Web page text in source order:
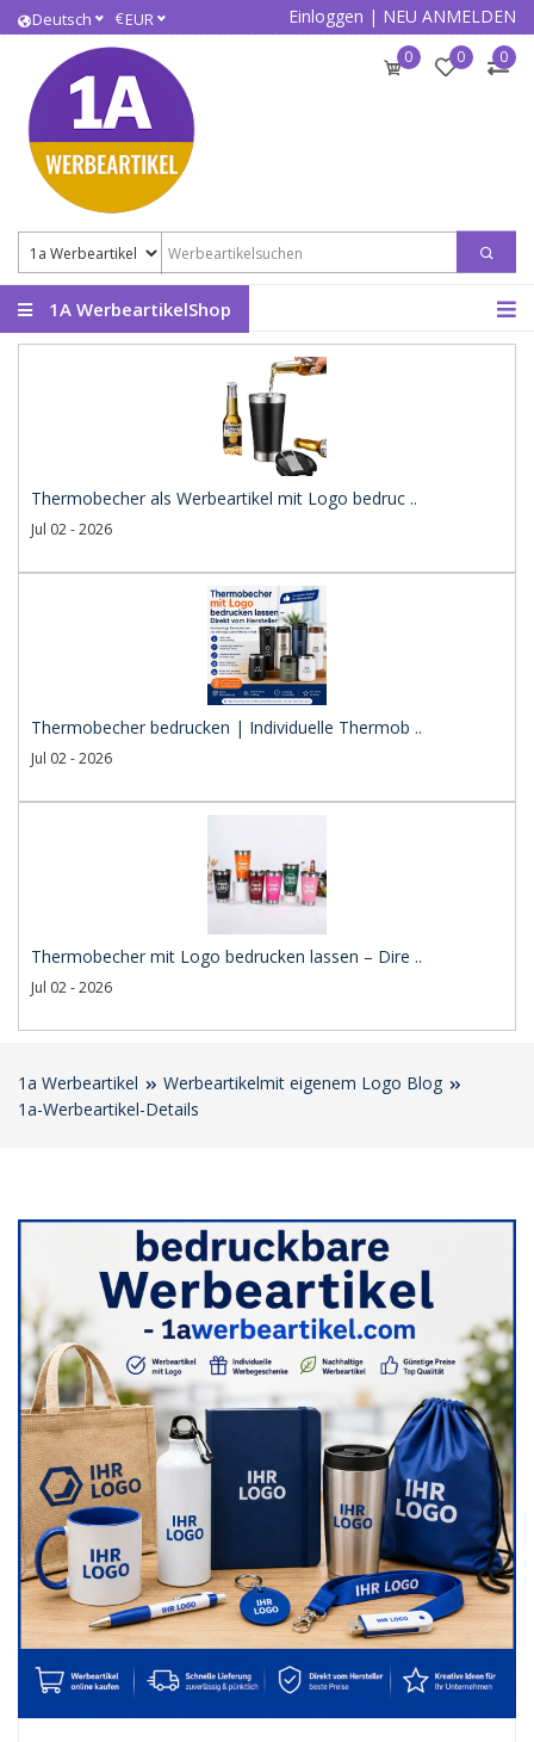
Deutsch €EUR Einloggen | NEU ANMELDEN
0 0 0
1A WerbeartikelShop
Thermobecher als Werbeartikel mit Logo bedruc ..
Jul 02 - 2026
Thermobecher bedrucken | Individuelle Thermob ..
Jul 02 - 2026
Thermobecher mit Logo bedrucken lassen – Dire ..
Jul 02 - 2026
1a Werbeartikel
Werbeartikelmit eigenem Logo Blog
1a-Werbeartikel-Details